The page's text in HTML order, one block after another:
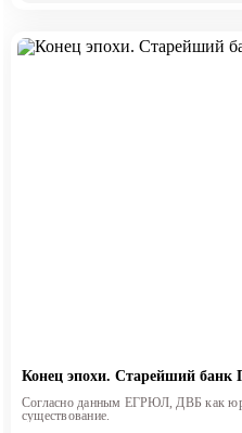
Конец эпохи. Старейший банк
Согласно данным ЕГРЮЛ, ДВБ как
существование.